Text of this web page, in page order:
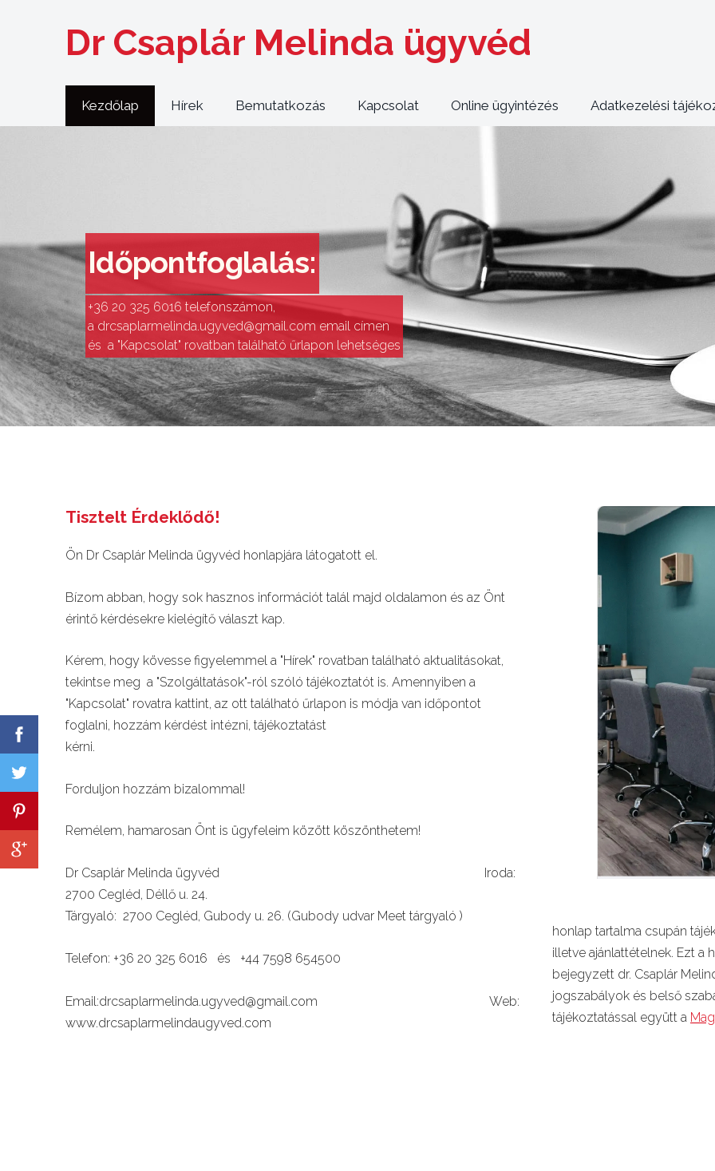
Dr Csaplár Melinda ügyvéd
Kezdőlap Hírek Bemutatkozás Kapcsolat Online ügyintézés Adatkezelési
Időpontfoglalás:
+36 20 325 6016 telefonszámon,
a drcsaplarmelinda.ugyved@gmail.com email címen
és a "Kapcsolat" rovatban található űrlapon lehetséges
Tisztelt Érdeklődő!
Ön Dr Csaplár Melinda ügyvéd honlapjára látogatott el.
Bízom abban, hogy sok hasznos információt talál majd oldalamon és az Önt
érintő kérdésekre kielégítő választ kap.
Kérem, hogy kövesse figyelemmel a "Hírek" rovatban található aktualitásokat,
tekintse meg a "Szolgáltatások"-ról szóló tájékoztatót is. Amennyiben a
"Kapcsolat" rovatra kattint, az ott található űrlapon is módja van időpontot
foglalni, hozzám kérdést intézni, tájékoztatást
kérni.
Forduljon hozzám bizalommal!
Remélem, hamarosan Önt is ügyfeleim között köszönthetem!
Dr Csaplár Melinda ügyvéd Iroda:
2700 Cegléd, Déllő u. 24.
Tárgyaló: 2700 Cegléd, Gubody u. 26. (Gubody udvar Meet tárgyaló )
Telefon: +36 20 325 6016 és +44 7598 654500
Email:drcsaplarmelinda.ugyved@gmail.com Web:
www.drcsaplarmelindaugyved.com
honlap tartalma csupán
illetve ajánlattételnek. Ezt a
bejegyzett dr. Csaplár
jogszabályok és belső
tájékoztatással együtt a